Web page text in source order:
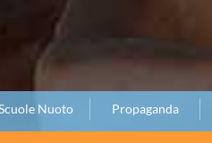
Nuoto Propaganda